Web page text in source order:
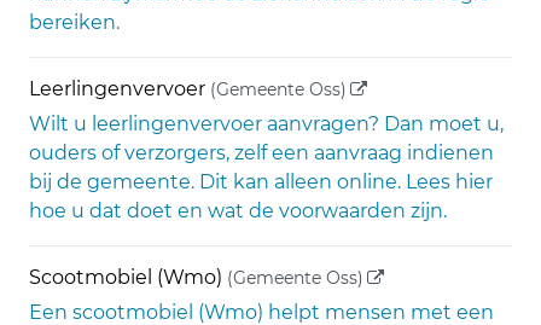
bereiken.
Leerlingenvervoer (Gemeente Oss) (externe link)
Wilt u leerlingenvervoer aanvragen? Dan moet u,
ouders of verzorgers, zelf een aanvraag indienen
bij de gemeente. Dit kan alleen online. Lees hier
hoe u dat doet en wat de voorwaarden zijn.
Scootmobiel (Wmo) (Gemeente Oss) (externe link)
Een scootmobiel (Wmo) helpt mensen met een